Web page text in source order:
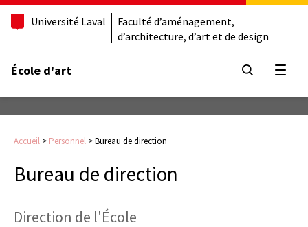
Université Laval
Faculté d’aménagement,
d’architecture, d’art et de design
École d'art
Accueil > Personnel >Bureau de direction
Bureau de direction
Direction de l'École